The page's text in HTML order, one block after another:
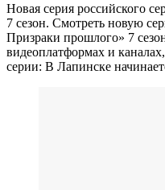
Новая серия российского
7 сезон. Смотреть новую
Призраки прошлого» 7
видеоплатформах и
серии: В Лапинске